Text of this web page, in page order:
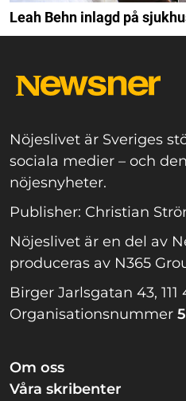
Leah Behn inlagd på
Nöjeslivet är Sveriges
sociala medier – och
nöjesnyheter.
Publisher: Christian
Nöjeslivet är en del av
produceras av N365
Birger Jarlsgatan 43,
Organisationsnummer
Om oss
Våra skribenter